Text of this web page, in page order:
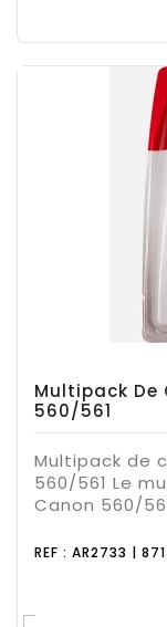
Multipack De
560/561
Multipack de
560/561 Le
Canon 560/
REF : AR2733 |